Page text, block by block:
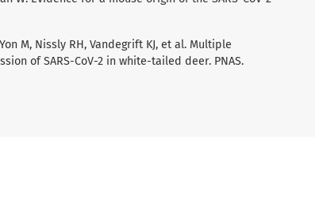
M, Nissly RH, Vandegrift KJ, et al. Multiple
of SARS-CoV-2 in white-tailed deer. PNAS.